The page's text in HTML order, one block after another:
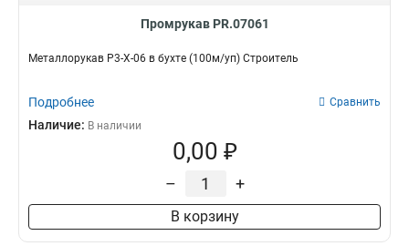
Промрукав PR.07061
Металлорукав Р3-Х-06 в бухте (100м/уп) Строитель
Подробнее Сравнить
Наличие: В наличии
0,00 ₽
– +
В корзину